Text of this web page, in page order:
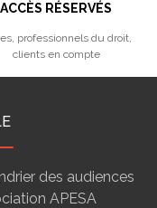
ACCÈS RÉSERVÉS
professionnels du droit,
clients en compte
des audiences
APESA